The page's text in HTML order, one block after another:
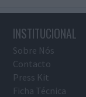
INSTITUCIONAL
Sobre Nós
Contacto
Press Kit
Ficha Técnica